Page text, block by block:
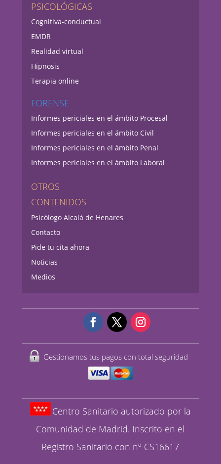
PSICOLÓGICAS
Cognitiva-conductual
EMDR
Realidad virtual
Hipnosis
Terapia online
FORENSE
Informes periciales en el ámbito Procesal
Informes periciales en el ámbito Civil
Informes periciales en el ámbito Penal
Informes periciales en el ámbito Laboral
OTROS
CONTENIDOS
Psicólogo Alcalá de Henares
Contacto
Pide tu cita ahora
Noticias
Medios
Gestionamos tus pagos con total seguridad
Centro Sanitario autorizado por la
Comunidad de Madrid. Inscrito en el
Registro Sanitario con nº CS16617